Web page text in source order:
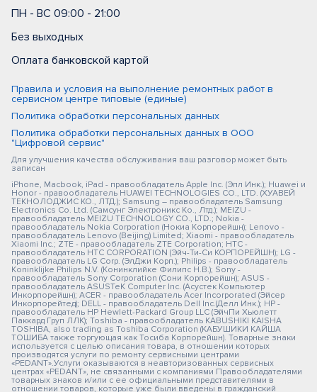
ПН - ВС 09:00 - 21:00
Без выходных
Оплата банковской картой
Правила и условия на выполнение ремонтных работ в
сервисном центре типовые (единые)
Политика обработки персональных данных
Политика обработки персональных данных в ООО
"Цифровой сервис"
Для улучшения качества обслуживания ваш разговор может быть
записан
iPhone, Macbook, iPad - правообладатель Apple Inc. (Эпл Инк.); Huawei и
Honor - правообладатель HUAWEI TECHNOLOGIES CO., LTD. (ХУАВЕЙ
ТЕКНОЛОДЖИС КО., ЛТД.); Samsung – правообладатель Samsung
Electronics Co. Ltd. (Самсунг Электроникс Ко., Лтд.); MEIZU -
правообладатель MEIZU TECHNOLOGY CO., LTD.; Nokia -
правообладатель Nokia Corporation (Нокиа Корпорейшн); Lenovo -
правообладатель Lenovo (Beijing) Limited; Xiaomi - правообладатель
Xiaomi Inc.; ZTE - правообладатель ZTE Corporation; HTC -
правообладатель HTC CORPORATION (Эйч-Ти-Си КОРПОРЕЙШН); LG -
правообладатель LG Corp. (ЭлДжи Корп.); Philips - правообладатель
Koninklijke Philips N.V. (Конинклийке Филипс Н.В.); Sony -
правообладатель Sony Corporation (Сони Корпорейшн); ASUS -
правообладатель ASUSTeK Computer Inc. (Асустек Компьютер
Инкорпорейшн); ACER - правообладатель Acer Incorporated (Эйсер
Инкорпорейтед); DELL - правообладатель Dell Inc.(Делл Инк.); HP -
правообладатель HP Hewlett-Packard Group LLC (ЭйчПи Хьюлетт
Паккард Груп ЛЛК); Toshiba - правообладатель KABUSHIKI KAISHA
TOSHIBA, also trading as Toshiba Corporation (КАБУШИКИ КАЙША
ТОШИБА также торгующая как Тосиба Корпорейшн). Товарные знаки
используется с целью описания товара, в отношении которых
производятся услуги по ремонту сервисными центрами
«PEDANT».Услуги оказываются в неавторизованных сервисных
центрах «PEDANT», не связанными с компаниями Правообладателями
товарных знаков и/или с ее официальными представителями в
отношении товаров, которые уже были введены в гражданский